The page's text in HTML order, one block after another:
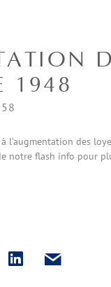
1948
l'augmentation des
notre flash info pour